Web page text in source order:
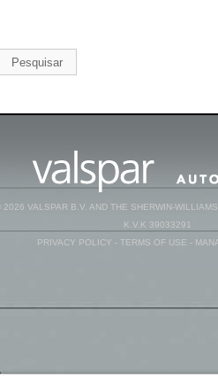
Pesquisar
VALSPAR B.V. AND THE SHERWIN-
K.V.K 39033291
PRIVACY POLICY - TERMS OF USE -